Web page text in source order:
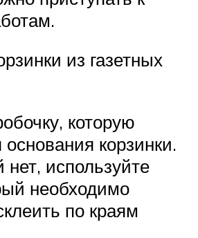
из газетных
которую
основания корзинки.
нет, используйте
необходимо
по краям